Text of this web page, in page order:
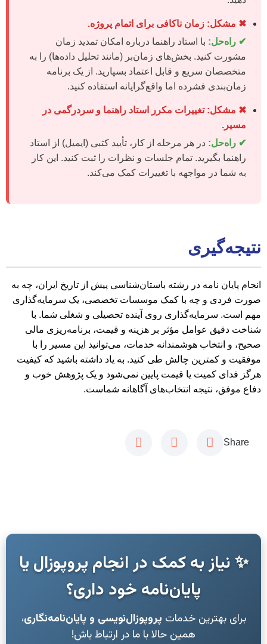
✖ مشکل: زمان ناکافی برای اتمام پروژه.
✔ راه‌حل: با استاد راهنما درباره امکان تمدید زمان
مشورت کنید. بخش‌های زمان‌بر (مانند تحلیل داده‌ها) را به
متخصصان سریع و قابل اعتماد بسپارید. از یک برنامه
زمان‌بندی فشرده اما واقع‌گرایانه استفاده کنید.
✖ مشکل: تغییرات مکرر استاد راهنما و سردرگمی در
مسیر.
✔ راه‌حل: در هر مرحله از کار، تأیید کتبی (ایمیل) از استاد
راهنما بگیرید. تمام جلسات و نظرات را ثبت کنید. این کار
به شما در مواجهه با تغییرات کمک می‌کند.
نتیجه‌گیری
انجام پایان نامه در رشته باستان‌شناسی پیش از تاریخ ایران، چه به
صورت فردی و چه با کمک موسسات تخصصی، یک سرمایه‌گذاری
مهم است. سرمایه‌گذاری روی آینده تحصیلی و شغلی شما. با
شناخت دقیق عوامل مؤثر بر هزینه و قیمت، برنامه‌ریزی مالی
صحیح، و انتخاب هوشمندانه خدمات، می‌توانید این مسیر را با
موفقیت و کمترین چالش طی کنید. به یاد داشته باشید که کیفیت
هرگز فدای کمیت یا قیمت پایین نمی‌شود و یک پژوهش خوب و
دفاع موفق، نتیجه انتخاب‌های آگاهانه شماست.
Share
✨ نیاز به کمک در انجام پروپوزال یا
پایان‌نامه خود داری؟
برای بهترین خدمات پروپوزال‌نویسی و پایان‌نامه‌نگاری،
همین حالا با ما در ارتباط باش!